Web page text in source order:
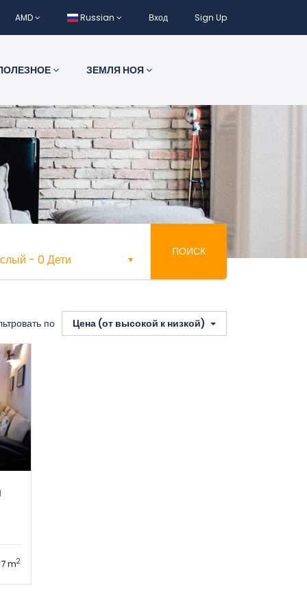
AMD Russian Вход Sign Up
ЗЕМЛЯ НОЯ
- 0 Дети
ПОИСК
по Цена (от высокой к низкой)
m2